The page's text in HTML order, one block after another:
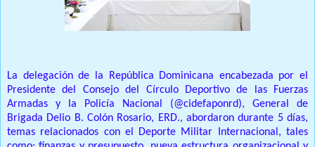
La delegación de la República Dominicana encabezada por el
Presidente del Consejo del Círculo Deportivo de las Fuerzas
Armadas y la Policía Nacional (@cidefaponrd), General de
Brigada Delio B. Colón Rosario, ERD., abordaron durante 5 días,
temas relacionados con el Deporte Militar Internacional, tales